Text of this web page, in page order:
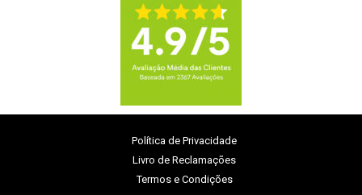
Política de Privacidade
Livro de Reclamações
Termos e Condições